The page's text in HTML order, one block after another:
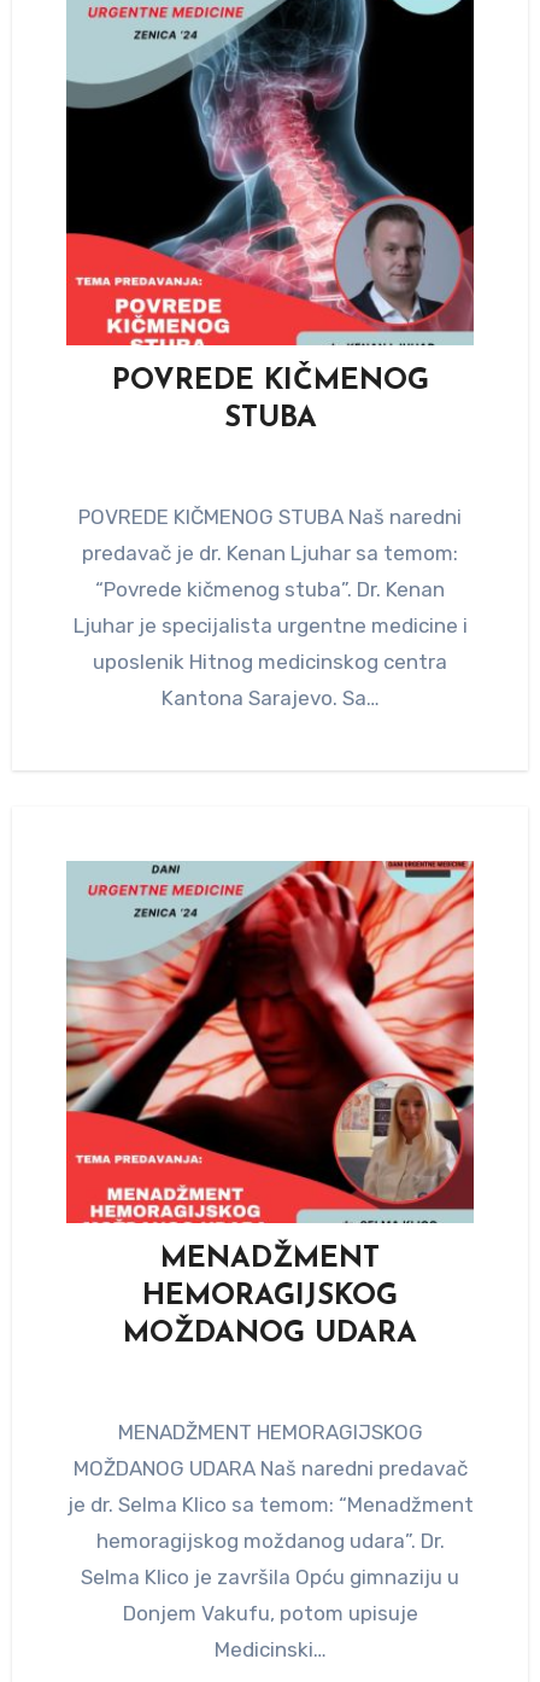
POVREDE KIČMENOG
STUBA
POVREDE KIČMENOG STUBA Naš naredni
predavač je dr. Kenan Ljuhar sa temom:
“Povrede kičmenog stuba”. Dr. Kenan
Ljuhar je specijalista urgentne medicine i
uposlenik Hitnog medicinskog centra
Kantona Sarajevo. Sa…
MENADŽMENT
HEMORAGIJSKOG
MOŽDANOG UDARA
MENADŽMENT HEMORAGIJSKOG
MOŽDANOG UDARA Naš naredni predavač
je dr. Selma Klico sa temom: “Menadžment
hemoragijskog moždanog udara”. Dr.
Selma Klico je završila Opću gimnaziju u
Donjem Vakufu, potom upisuje
Medicinski…